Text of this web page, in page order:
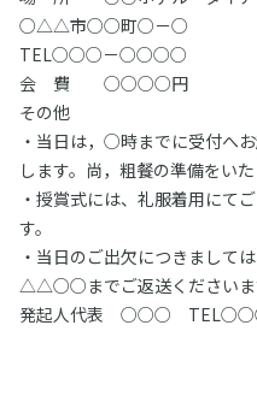
○△△市○○町○－○
TEL○○○－○○○○
会 費 ○○○○円
その他
・当日は，○時までに受付へ
します。尚，粗餐の準備をい
・授賞式には、礼服着用にて
す。
・当日のご出欠につきまして
△△○○までご返送くださいま
発起人代表 ○○○